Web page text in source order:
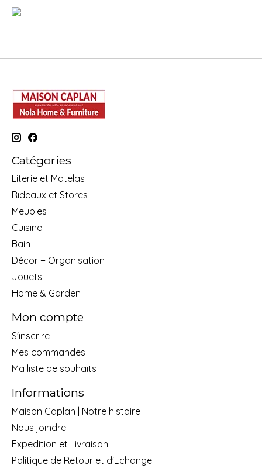
Catégories
Literie et Matelas
Rideaux et Stores
Meubles
Cuisine
Bain
Décor + Organisation
Jouets
Home & Garden
Mon compte
S'inscrire
Mes commandes
Ma liste de souhaits
Informations
Maison Caplan | Notre histoire
Nous joindre
Expedition et Livraison
Politique de Retour et d'Echange